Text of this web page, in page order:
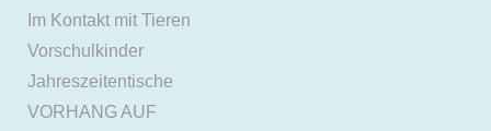
Im Kontakt mit Tieren
Vorschulkinder
Jahreszeitentische
VORHANG AUF